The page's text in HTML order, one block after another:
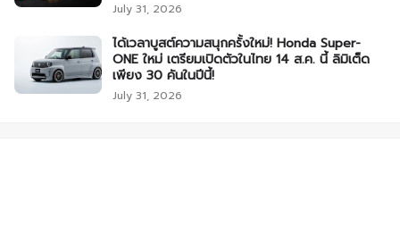
July 31, 2026
ได้เวลาบูสต์ความสนุกครั้งใหม่! Honda Super-
ONE ใหม่ เตรียมเปิดตัวในไทย 14 ส.ค. นี้ ลิมิเต็ด
เพียง 30 คันในปีนี้!
July 31, 2026